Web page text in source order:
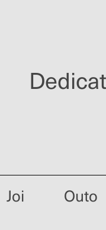
Joi Outo